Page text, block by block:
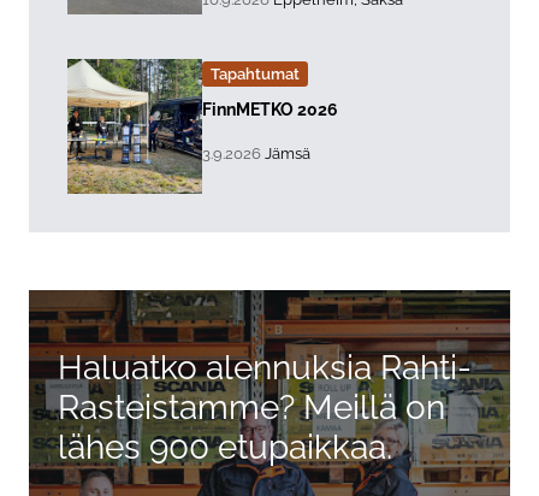
Tapahtumat
Lue lisää about event "
FinnMETKO 2026
, Tapahtuman päiväys:
3.9.2026 Sijainti:
Jämsä
Haluatko alennuksia Rahti-
Rasteistamme? Meillä on
lähes 900 etupaikkaa.